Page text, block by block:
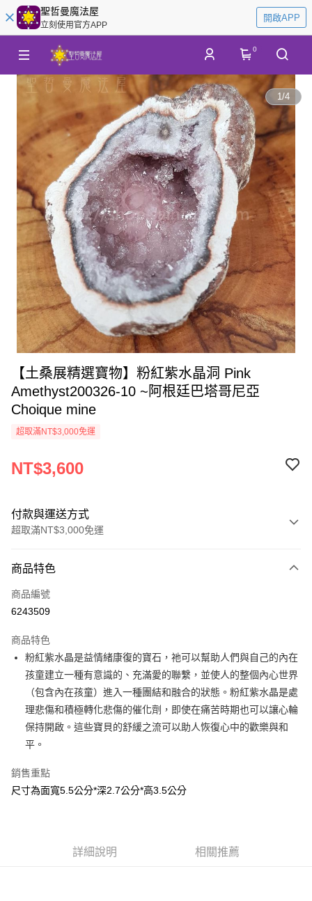
聖哲曼魔法屋
立刻使用官方APP
開啟APP
0
1/4
【土桑展精選寶物】粉紅紫水晶洞 Pink
Amethyst200326-10 ~阿根廷巴塔哥尼亞
Choique mine
超取滿NT$3,000免運
NT$3,600
付款與運送方式
超取滿NT$3,000免運
信用卡一次付款
超商取貨付款
Apple Pay
街口支付
悠遊付
ATM付款
全家取貨付款
每筆NT$80，滿NT$3,000(含以上)免運費
商品特色
商品編號
6243509
商品特色
粉紅紫水晶是益情緒康復的寶石，祂可以幫助人們與自己的內在
孩童建立一種有意識的、充滿愛的聯繫，並使人的整個內心世界
（包含內在孩童）進入一種團結和融合的狀態。粉紅紫水晶是處
理悲傷和積極轉化悲傷的催化劑，即使在痛苦時期也可以讓心輪
保持開啟。這些寶貝的舒緩之流可以助人恢復心中的歡樂與和
平。
銷售重點
尺寸為面寬5.5公分*深2.7公分*高3.5公分
詳細說明 相關推薦